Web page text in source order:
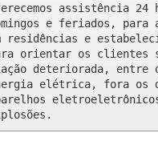
assistência
e feriados,
residências e
orientar os clientes
deteriorada, entre
elétrica, fora os